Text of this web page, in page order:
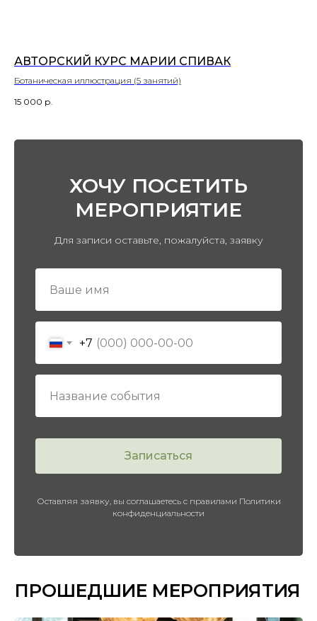
АВТОРСКИЙ КУРС МАРИИ СПИВАК
Ботаническая иллюстрация (5 занятий)
15 000 р.
ХОЧУ ПОСЕТИТЬ
МЕРОПРИЯТИЕ
Для записи оставьте, пожалуйста, заявку
+7
Записаться
Оставляя заявку, вы соглашаетесь с правилами Политики
конфиденциальности